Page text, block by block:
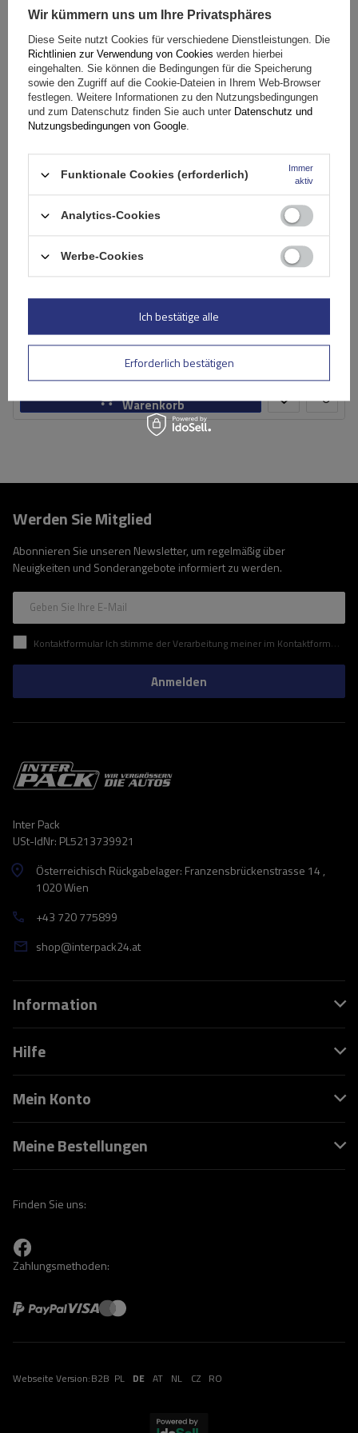
Peruzzo Firenze 2 E-Bike – Heckklappen-Fahrradträger
Maximales Fahrradgewicht:
22,5 kg
Nutzlast der Haltebügel:
45 kg
kompatibel mit Elektrofahrrädern
Aluminiumkonstruktion
179,99 €inkl. MwSt
Große Menge verfügbar Wir versenden schon am
Warenkorb
Werden Sie Mitglied
Abonnieren Sie unseren Newsletter, um regelmäßig über
Neuigkeiten und Sonderangebote informiert zu werden.
Geben Sie Ihre E-Mail
Kontaktformular Ich stimme der Verarbeitung meiner im Kontaktformular enthaltenen personenbezogenen Daten gemäß der Verordnung (EU) des Europäischen Parlaments und des Rates zu.
Anmelden
Inter Pack
USt-IdNr: PL5213739921
Österreichisch Rückgabelager: Franzensbrückenstrasse 14 ,
1020 Wien
+43 720 775899
shop@interpack24.at
Information
Hilfe
Mein Konto
Meine Bestellungen
Finden Sie uns:
Zahlungsmethoden:
Webseite Version:B2B PL DE AT NL CZ RO
Wir kümmern uns um Ihre Privatsphäres
Diese Seite nutzt Cookies für verschiedene Dienstleistungen. Die
Richtlinien zur Verwendung von Cookies werden hierbei
eingehalten. Sie können die Bedingungen für die Speicherung
sowie den Zugriff auf die Cookie-Dateien in Ihrem Web-Browser
festlegen. Weitere Informationen zu den Nutzungsbedingungen
und zum Datenschutz finden Sie auch unter Datenschutz und
Nutzungsbedingungen von Google.
Funktionale Cookies (erforderlich)
Immer
aktiv
Analytics-Cookies
Werbe-Cookies
Erforderlich bestätigen
Ich bestätige alle